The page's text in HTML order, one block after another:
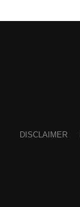
DISCLAIMER